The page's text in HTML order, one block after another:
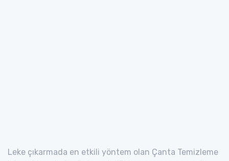
Leke çıkarmada en etkili yöntem olan Çanta Temizleme